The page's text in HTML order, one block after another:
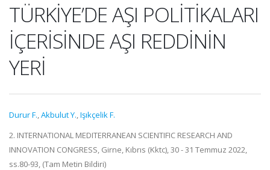
TÜRKİYE’DE AŞI POLİTİKALARI
İÇERİSİNDE AŞI REDDİNİN
YERİ
Durur F.,Akbulut Y.,Işıkçelik F.
2. INTERNATIONAL MEDITERRANEAN SCIENTIFIC RESEARCH AND
INNOVATION CONGRESS, Girne, Kıbrıs (Kktc), 30 - 31 Temmuz 2022,
ss.80-93, (Tam Metin Bildiri)